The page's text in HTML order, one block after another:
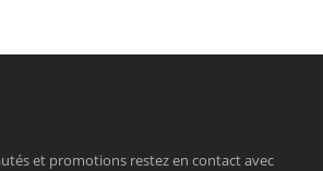
et promotions restez en contact avec